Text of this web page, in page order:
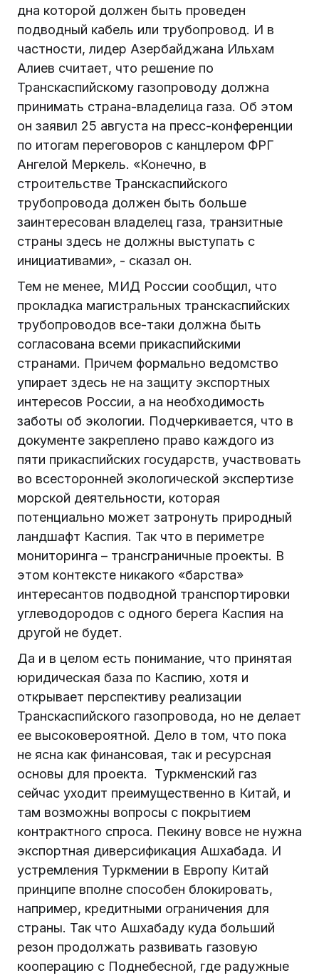
дна которой должен быть проведен
подводный кабель или трубопровод. И в
частности, лидер Азербайджана Ильхам
Алиев считает, что решение по
Транскаспийскому газопроводу должна
принимать страна-владелица газа. Об этом
он заявил 25 августа на пресс-конференции
по итогам переговоров с канцлером ФРГ
Ангелой Меркель. «Конечно, в
строительстве Транскаспийского
трубопровода должен быть больше
заинтересован владелец газа, транзитные
страны здесь не должны выступать с
инициативами», - сказал он.
Тем не менее, МИД России сообщил, что
прокладка магистральных транскаспийских
трубопроводов все-таки должна быть
согласована всеми прикаспийскими
странами. Причем формально ведомство
упирает здесь не на защиту экспортных
интересов России, а на необходимость
заботы об экологии. Подчеркивается, что в
документе закреплено право каждого из
пяти прикаспийских государств, участвовать
во всесторонней экологической экспертизе
морской деятельности, которая
потенциально может затронуть природный
ландшафт Каспия. Так что в периметре
мониторинга – трансграничные проекты. В
этом контексте никакого «барства»
интересантов подводной транспортировки
углеводородов с одного берега Каспия на
другой не будет.
Да и в целом есть понимание, что принятая
юридическая база по Каспию, хотя и
открывает перспективу реализации
Транскаспийского газопровода, но не делает
ее высоковероятной. Дело в том, что пока
не ясна как финансовая, так и ресурсная
основы для проекта. Туркменский газ
сейчас уходит преимущественно в Китай, и
там возможны вопросы с покрытием
контрактного спроса. Пекину вовсе не нужна
экспортная диверсификация Ашхабада. И
устремления Туркмении в Европу Китай
принципе вполне способен блокировать,
например, кредитными ограничения для
страны. Так что Ашхабаду куда больший
резон продолжать развивать газовую
кооперацию с Поднебесной, где радужные